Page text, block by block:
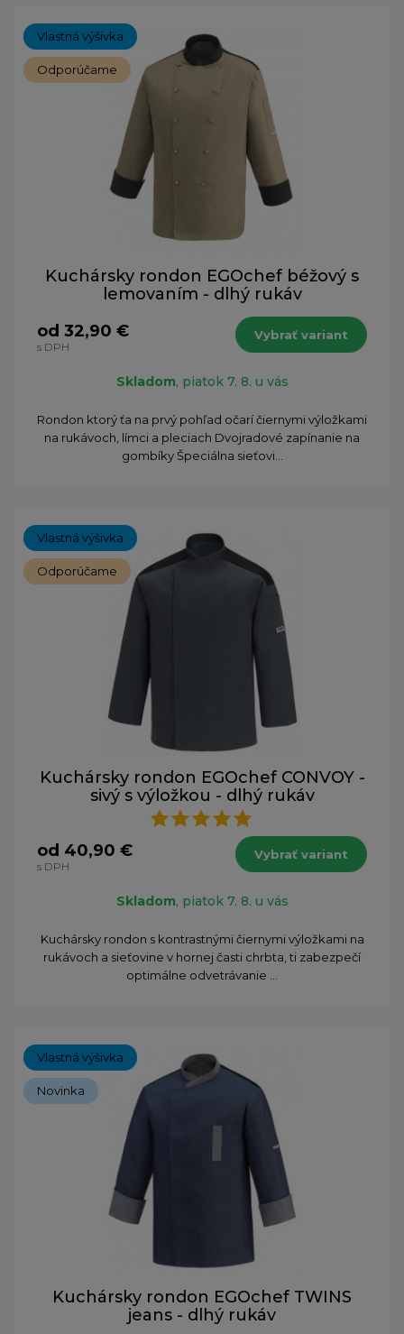
Vlastná výšivka
Odporúčame
Kuchársky rondon EGOchef béžový s
lemovaním - dlhý rukáv
od 32,90 €
s DPH
Vybrať variant
Skladom, piatok 7. 8. u vás
Rondon ktorý ťa na prvý pohľad očarí čiernymi výložkami
na rukávoch, límci a pleciach Dvojradové zapínanie na
gombíky Špeciálna sieťovi...
Vlastná výšivka
Odporúčame
Kuchársky rondon EGOchef CONVOY -
sivý s výložkou - dlhý rukáv
od 40,90 €
s DPH
Vybrať variant
Skladom, piatok 7. 8. u vás
​Kuchársky rondon s kontrastnými čiernymi výložkami na
rukávoch a sieťovine v hornej časti chrbta, ti zabezpečí
optimálne odvetrávanie ...
Vlastná výšivka
Novinka
Kuchársky rondon EGOchef TWINS
jeans - dlhý rukáv